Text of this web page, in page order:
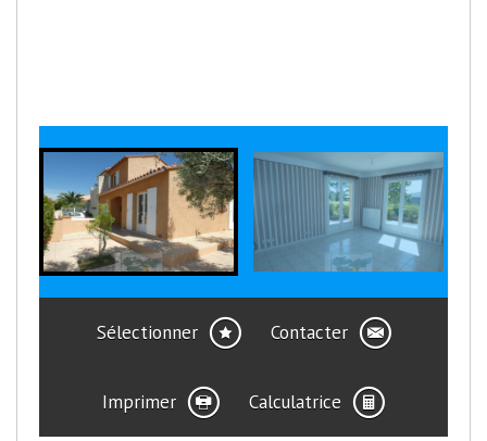
Sélectionner Contacter
Imprimer Calculatrice